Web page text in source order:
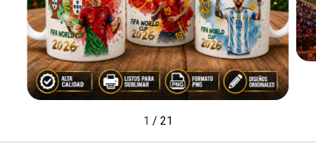
1 / 21